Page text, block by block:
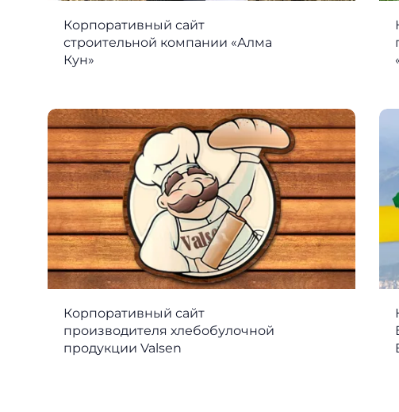
Корпоративный сайт
строительной компании «Алма
Кун»
Корпоративный сайт
производителя хлебобулочной
продукции Valsen